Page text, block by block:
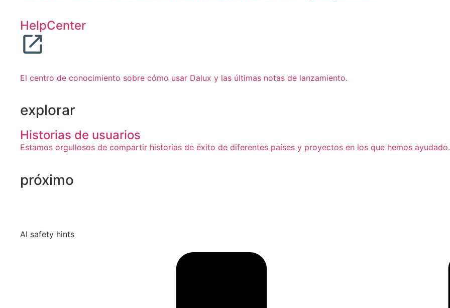
HelpCenter
El centro de conocimiento sobre cómo usar Dalux y las últimas notas de lanzamiento.
explorar
Historias de usuarios
Estamos orgullosos de compartir historias de éxito de diferentes países y proyectos en los que hemos ayudado.
próximo
AI safety hints